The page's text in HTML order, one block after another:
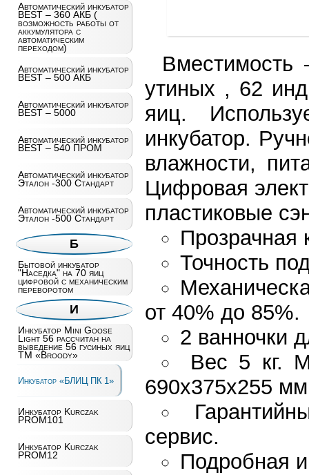
Автоматический инкубатор
BEST – 360 АКБ (
возможность работы от
аккумулятора с
автоматическим
переходом)
Автоматический инкубатор
BEST – 500 АКБ
Автоматический инкубатор
BEST – 5000
Автоматический инкубатор
BEST – 540 ПРОМ
Автоматический инкубатор
Эталон -300 Стандарт
Автоматический инкубатор
Эталон -500 Стандарт
Б
Бытовой инкубатор
"Наседка" на 70 яиц
цифровой с механическим
переворотом
И
Инкубатор Mini Goose
Light 56 рассчитан на
выведение 56 гусиных яиц
ТМ «Broody»
Инкубатор «БЛИЦ ПК 1»
Инкубатор Kurczak
PROM101
Инкубатор Kurczak
PROM12
утиных , 62
яиц.
инкубатор.
влажности,
Цифровая
пластиковые
Прозрачная
Точность
от 40% до 85%.
2 ванночки
Вес 5 кг.
690х375х255
сервис.
Подробная